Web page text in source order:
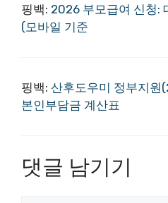
핑백: 2026 부모급여 신청:
(모바일 기준
핑백: 산후도우미 정부지원
본인부담금 계산표
댓글 남기기